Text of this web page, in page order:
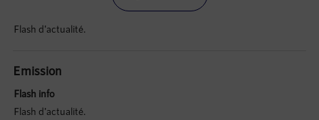
Flash d'actualité.
Emission
Flash info
Flash d'actualité.